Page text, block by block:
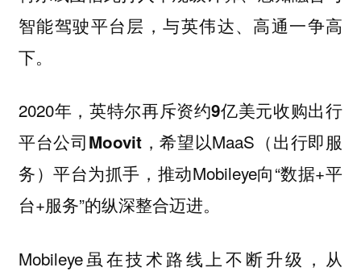
智能驾驶平台层，与英伟达、高通一争高
下。
2020年，英特尔再斥资约9亿美元收购出行
平台公司Moovit，希望以MaaS（出行即服
务）平台为抓手，推动Mobileye向“数据+平
台+服务”的纵深整合迈进。
Mobileye虽在技术路线上不断升级，从